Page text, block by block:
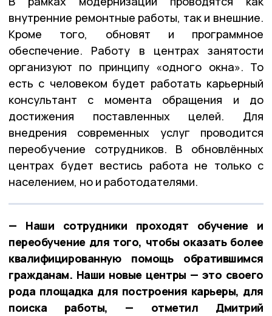
внутренние ремонтные работы, так и внешние.
Кроме того, обновят и программное
обеспечение. Работу в центрах занятости
организуют по принципу «одного окна». То
есть с человеком будет работать карьерный
консультант с момента обращения и до
достижения поставленных целей. Для
внедрения современных услуг проводится
переобучение сотрудников. В обновлённых
центрах будет вестись работа не только с
населением, но и работодателями.
— Наши сотрудники проходят обучение и
переобучение для того, чтобы оказать более
квалифицированную помощь обратившимся
гражданам. Наши новые центры — это своего
рода площадка для построения карьеры, для
поиска работы, — отметил Дмитрий